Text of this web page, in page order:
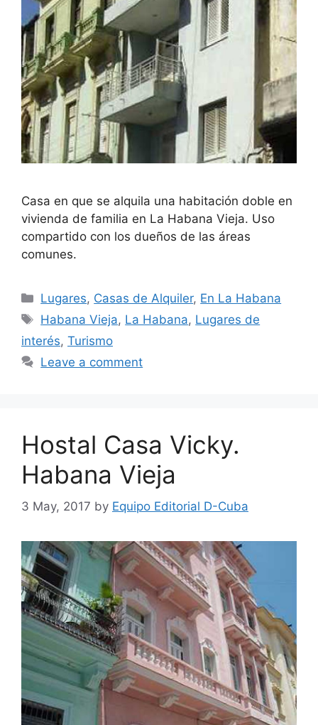
Casa en que se alquila una habitación doble en
vivienda de familia en La Habana Vieja. Uso
compartido con los dueños de las áreas
comunes.
Categories
Lugares, Casas de Alquiler, En La Habana
Tags
Habana Vieja, La Habana, Lugares de
interés, Turismo
Leave a comment
Hostal Casa Vicky.
Habana Vieja
3 May, 2017 by Equipo Editorial D-Cuba